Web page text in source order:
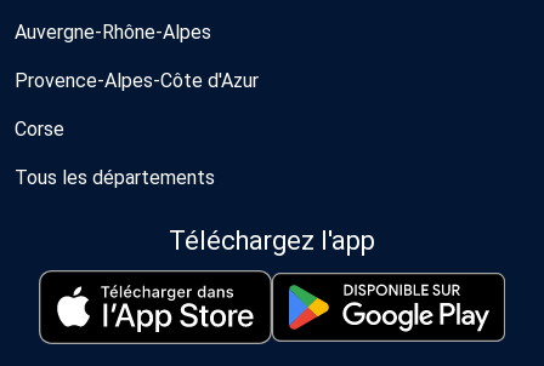
Auvergne-Rhône-Alpes
Provence-Alpes-Côte d'Azur
Corse
Tous les départements
Téléchargez l'app